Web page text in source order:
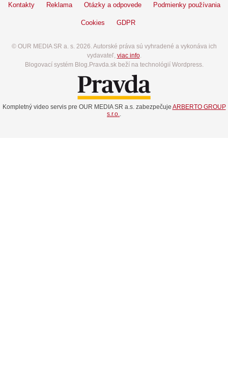
Kontakty Reklama Otázky a odpovede Podmienky používania
Cookies GDPR
© OUR MEDIA SR a. s. 2026. Autorské práva sú vyhradené a vykonáva ich
vydavateľ, viac info.
Blogovací systém Blog.Pravda.sk beží na technológií Wordpress.
Kompletný video servis pre OUR MEDIA SR a.s. zabezpečuje ARBERTO GROUP
s.r.o.